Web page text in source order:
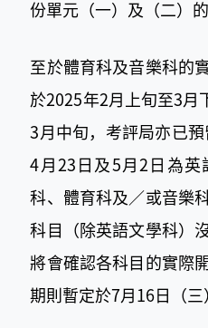
份單元（一）及（二）
至於體育科及音樂科的
於2025年2月上旬至3月
3月中旬，考評局亦已預
4月23日及5月2日為英
科、體育科及／或音樂
科目（除英語文學科）
將會確認各科目的實際
期則暫定於7月16日（三